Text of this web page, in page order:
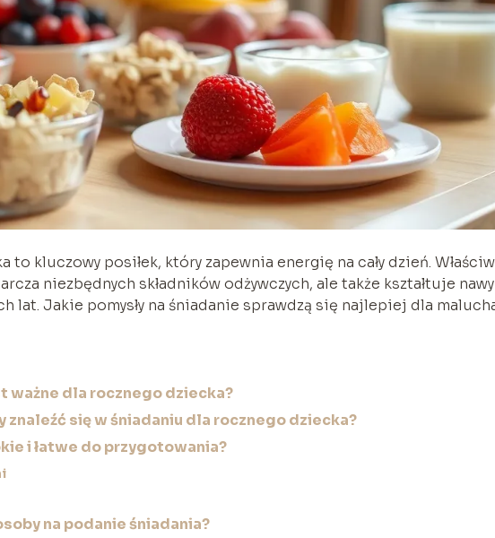
kluczowy posiłek, który zapewnia energię na cały dzień.
niezbędnych składników odżywczych, ale także kształtuje
lat. Jakie pomysły na śniadanie sprawdzą się najlepiej dla
ważne dla rocznego dziecka?
się w śniadaniu dla rocznego dziecka?
i łatwe do przygotowania?
na podanie śniadania?